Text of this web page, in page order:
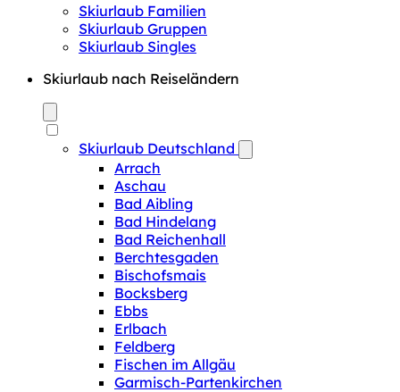
Skiurlaub Familien
Skiurlaub Gruppen
Skiurlaub Singles
Skiurlaub nach Reiseländern
Skiurlaub Deutschland
Arrach
Aschau
Bad Aibling
Bad Hindelang
Bad Reichenhall
Berchtesgaden
Bischofsmais
Bocksberg
Ebbs
Erlbach
Feldberg
Fischen im Allgäu
Garmisch-Partenkirchen